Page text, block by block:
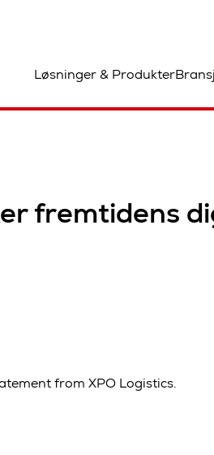
Løsninger & Produkter
fremtidens
from XPO Logistics.